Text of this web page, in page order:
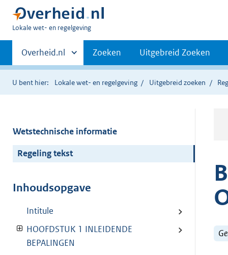
U
hier:
Lokale wet- en regelgeving
Primaire
navigatie
Andere
sites
binnen
Overheid.nl Zoeken Uitgebreid Zoeken
U bent hier: Lokale wet- en regelgeving Uitgebreid zoeken
Wetstechnische informatie
Regeling tekst
Inhoudsopgave
Intitule
HOOFDSTUK 1 INLEIDENDE
BEPALINGEN